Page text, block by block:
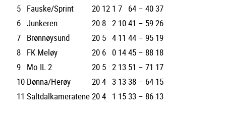
5 Fauske/Sprint 20 12 1 7 64 – 4037
6 Junkeren 20 8 2 1041 – 5926
7 Brønnøysund 20 5 4 11 44 – 95 19
8 FK Meløy 20 6 0 1445 – 88 18
9 Mo IL 2 20 5 2 13 51 – 71 17
10 Dønna/Herøy 204 3 1338 – 64 15
11 Saltdalkameratene204 1 1533 – 86 13